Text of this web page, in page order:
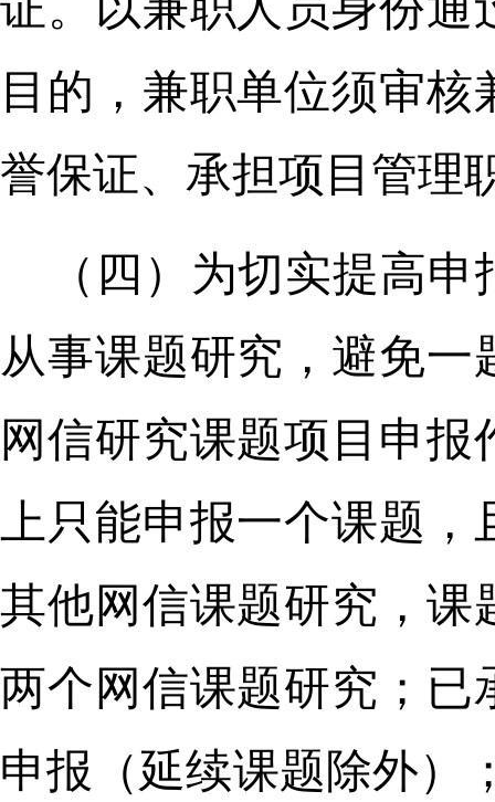
目的，兼职单位须审
誉保证、承担项目管理
（四）为切实提高
从事课题研究，避免
网信研究课题项目申
上只能申报一个课题
其他网信课题研究，课
两个网信课题研究；已
申报（延续课题除外）